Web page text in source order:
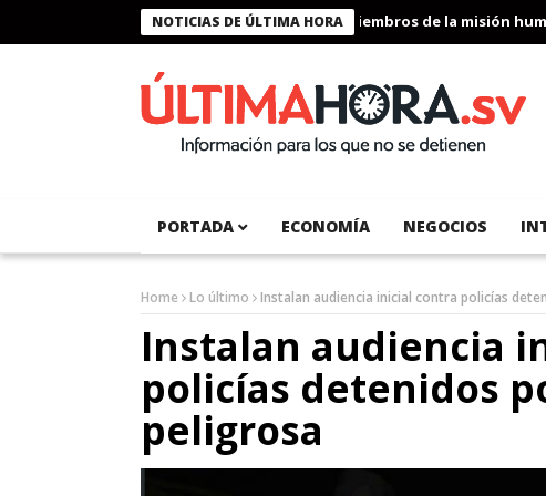
NOTICIAS DE ÚLTIMA HORA
Presidente Bukele condecora a miembros de la misión
PORTADA ECONOMÍA NEGOCIOS
Home Lo último Instalan audiencia inicial contra policías
Instalan audiencia
policías detenidos
peligrosa